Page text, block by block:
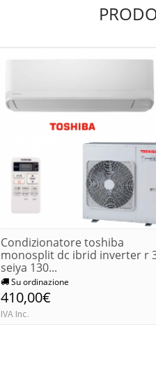
Condizionatore toshiba
monosplit dc ibrid inverter r
seiya 130...
Su ordinazione
410,00€
IVA Inc.